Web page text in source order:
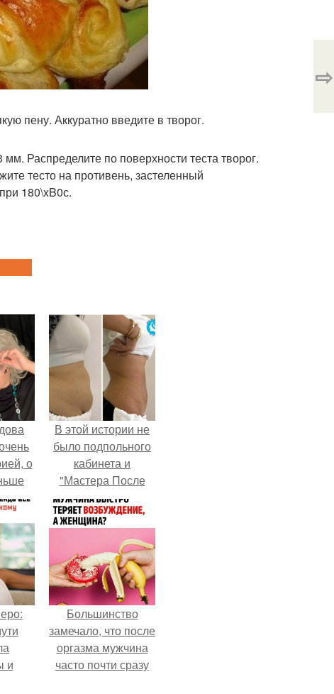
пену. Аккуратно введите в творог.
Распределите по поверхности теста творог.
тесто на противень, застеленный
180\xB0с.
⇨
о
В этой истории не
было подпольного
кабинета и
"Мастера После
Двухнедельных
Курсов".
и
Большинство
замечало, что после
оргазма мужчина
часто почти сразу